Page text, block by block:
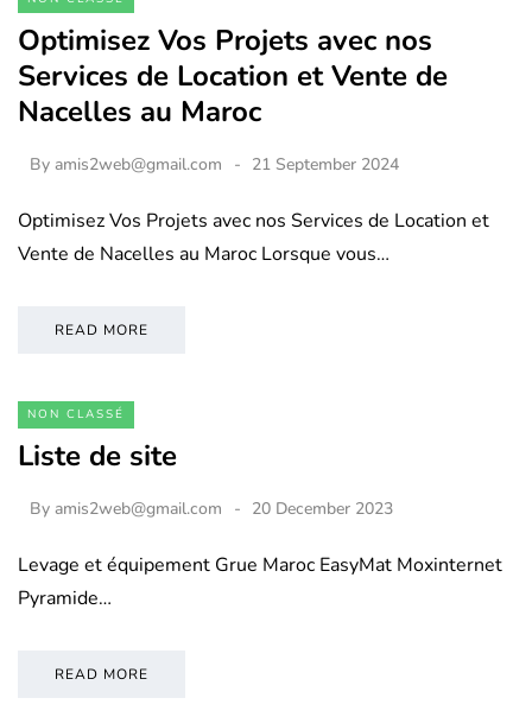
Optimisez Vos Projets avec nos
Services de Location et Vente de
Nacelles au Maroc
By amis2web@gmail.com 21 September 2024
Optimisez Vos Projets avec nos Services de Location et
Vente de Nacelles au Maroc Lorsque vous…
READ MORE
NON CLASSÉ
Liste de site
By amis2web@gmail.com 20 December 2023
Levage et équipement Grue Maroc EasyMat Moxinternet
Pyramide…
READ MORE